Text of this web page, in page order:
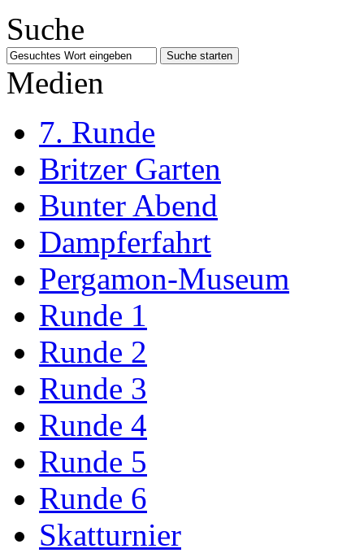
Suche
Medien
7. Runde
Britzer Garten
Bunter Abend
Dampferfahrt
Pergamon-Museum
Runde 1
Runde 2
Runde 3
Runde 4
Runde 5
Runde 6
Skatturnier